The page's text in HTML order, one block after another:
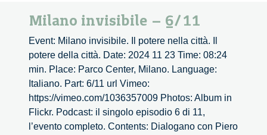
Milano invisibile – 6/11
Event: Milano invisibile. Il potere nella città. Il
potere della città. Date: 2024 11 23 Time: 08:24
min. Place: Parco Center, Milano. Language:
Italiano. Part: 6/11 url Vimeo:
https://vimeo.com/1036357009 Photos: Album in
Flickr. Podcast: il singolo episodio 6 di 11,
l’evento completo. Contents: Dialogano con Piero